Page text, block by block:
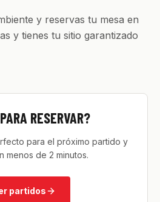
y reservas tu mesa en
y tienes tu sitio garantizado
RESERVAR?
para el próximo partido y
menos de 2 minutos.
partidos